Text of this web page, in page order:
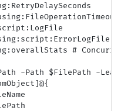
#
-Path $FilePath -Leaf